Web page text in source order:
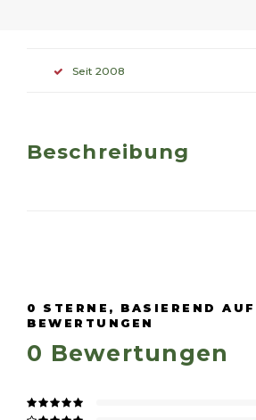
Seit 2008
Beschreibung
0 STERNE, BASIEREND AUF
BEWERTUNGEN
0 Bewertungen